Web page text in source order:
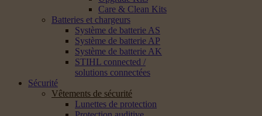
Care & Clean Kits
Batteries et chargeurs
Système de batterie AS
Système de batterie AP
Système de batterie AK
STIHL connected /
solutions connectées
Sécurité
Vêtements de sécurité
Lunettes de protection